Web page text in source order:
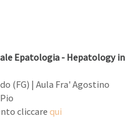
Epatologia - Hepatology in
(FG) | Aula Fra' Agostino
cliccarequi